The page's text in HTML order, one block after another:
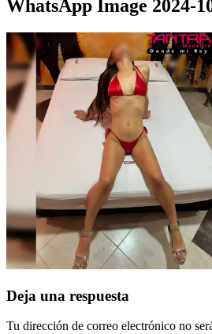
WhatsApp Image 2024-
Deja una respuesta
Tu dirección de correo electrónico no